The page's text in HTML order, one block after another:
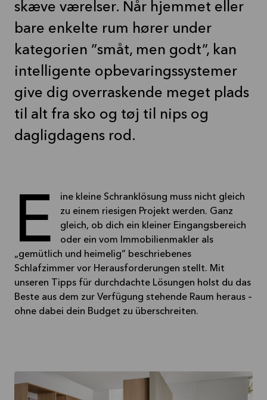
skæve værelser. Når hjemmet eller
bare enkelte rum hører under
kategorien ”småt, men godt”, kan
intelligente opbevaringssystemer
give dig overraskende meget plads
til alt fra sko og tøj til nips og
Eine kleine Schranklösung muss nicht gleich
zu einem riesigen Projekt werden. Ganz
gleich, ob dich ein kleiner Eingangsbereich
oder ein vom Immobilienmakler als
„gemütlich und heimelig“ beschriebenes
Schlafzimmer vor Herausforderungen stellt. Mit
unseren Tipps für durchdachte Lösungen holst du das
Beste aus dem zur Verfügung stehende Raum heraus –
ohne dabei dein Budget zu überschreiten.